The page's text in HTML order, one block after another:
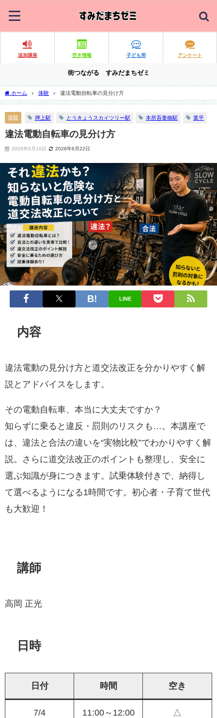
追加講座 空き情報 子ども用 アンケート
街つながる すみだまちゼミ
ホーム 体験 違法電動自転車の見分け方
体験 押上駅 とうきょうスカイツリー駅 本所吾妻橋駅 業平
違法電動自転車の見分け方
2026年6月10日 2026年6月22日
LINE
内容
違法電動の見分け方と道交法改正を分かりやすく解
説とアドバイスをします。
その電動自転車、本当に大丈夫ですか？
知らずに乗ると違反・罰則のリスクも…。本講座で
は、違法と合法の違いを“実物比較”でわかりやすく解
説。さらに道交法改正のポイントも整理し、安全に
選ぶ知識が身につきます。試乗体験付きで、納得し
て選べるようになる1時間です。初心者・子育て世代
も大歓迎！
講師
高岡 正光
日時
日付 時間 空き
7/4 11:00～12:00 △